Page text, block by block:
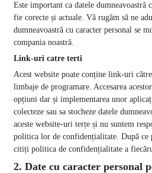
Este important ca datele dumneavoastră
fie corecte și actuale. Vă rugăm să ne
dumneavoastră cu caracter personal se
compania noastră.
Link-uri catre terti
Acest website poate conține link-uri
limbaje de programare. Accesarea
opțiuni dar și implementarea unor
colecteze sau sa stocheze datele
aceste website-uri terțe și nu suntem
politica lor de confidențialitate. După ce
citiți politica de confidențialitate a
2. Date cu caracter personal